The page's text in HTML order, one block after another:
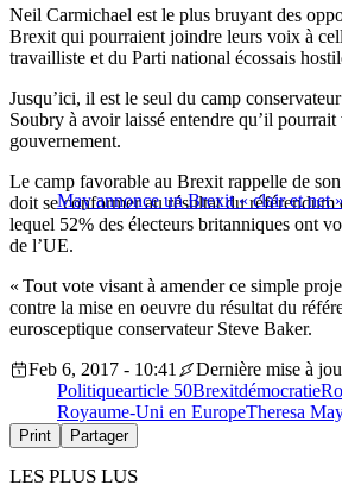
Neil Carmichael est le plus bruyant des
Brexit qui pourraient joindre leurs voix à
travailliste et du Parti national écossais
Jusqu’ici, il est le seul du camp
Soubry à avoir laissé entendre qu’il
gouvernement.
May annonce un Brexit « clair et net
Le camp favorable au Brexit rappelle de
doit se conformer au résultat du
lequel 52% des électeurs britanniques ont
de l’UE.
« Tout vote visant à amender ce simple
contre la mise en oeuvre du résultat du
eurosceptique conservateur Steve Baker.
Feb 6, 2017 - 10:41
Dernière mise à
Politiquearticle 50Brexitdémocratie
Royaume-Uni en EuropeTheresa
Print Partager
LES PLUS LUS